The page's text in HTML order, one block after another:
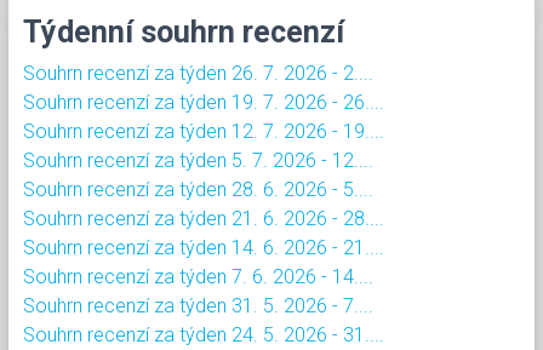
Týdenní souhrn recenzí
Souhrn recenzí za týden 26. 7. 2026 - 2....
Souhrn recenzí za týden 19. 7. 2026 - 26....
Souhrn recenzí za týden 12. 7. 2026 - 19....
Souhrn recenzí za týden 5. 7. 2026 - 12....
Souhrn recenzí za týden 28. 6. 2026 - 5....
Souhrn recenzí za týden 21. 6. 2026 - 28....
Souhrn recenzí za týden 14. 6. 2026 - 21....
Souhrn recenzí za týden 7. 6. 2026 - 14....
Souhrn recenzí za týden 31. 5. 2026 - 7....
Souhrn recenzí za týden 24. 5. 2026 - 31....